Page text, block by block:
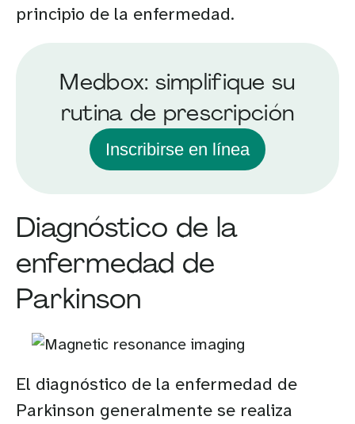
principio de la enfermedad.
Medbox: simplifique su
rutina de prescripción
Inscribirse en línea
Diagnóstico de la
enfermedad de
Parkinson
El diagnóstico de la enfermedad de
Parkinson generalmente se realiza